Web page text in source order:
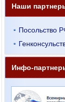
Наши
Посольство
Инфо-